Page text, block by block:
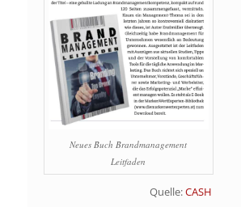
Neues Buch Brandmanagement
Leitfaden
Quelle:CASH